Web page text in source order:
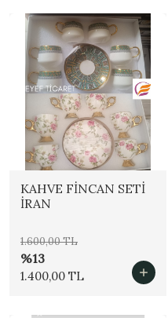
KAHVE FİNCAN SETİ
İRAN
1.600,00 TL
%13
1.400,00 TL